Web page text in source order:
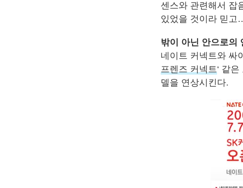
센스와 관련해서 잡
있었을 것이라 믿고
밖이 아닌 안으로의
네이트 커넥트와 싸
프렌즈 커넥트‘ 같
델을 연상시킨다.